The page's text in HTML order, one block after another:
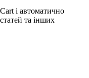
і автоматично
та інших